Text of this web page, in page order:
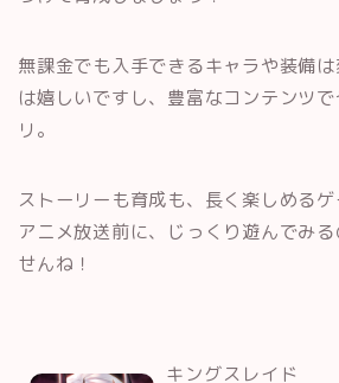
無課金でも入手できるキャラや装備
は嬉しいですし、豊富なコンテンツ
リ。
ストーリーも育成も、長く楽しめる
アニメ放送前に、じっくり遊んでみ
せんね！
キングスレイド